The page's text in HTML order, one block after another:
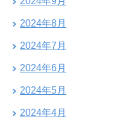
2024年8月
2024年7月
2024年6月
2024年5月
2024年4月